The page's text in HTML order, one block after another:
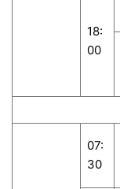
18:
00
07:
30